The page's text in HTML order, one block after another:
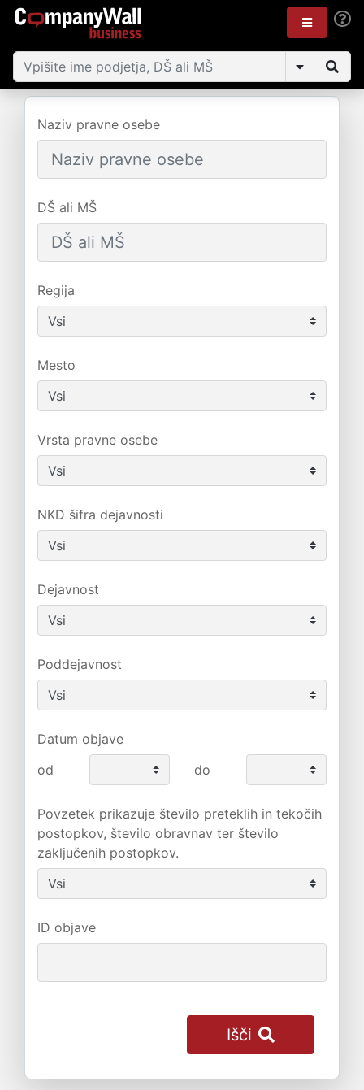
Naziv pravne osebe
DŠ ali MŠ
Regija
Mesto
Vrsta pravne osebe
NKD šifra dejavnosti
Dejavnost
Poddejavnost
Datum objave
od
do
Povzetek prikazuje število preteklih in tekočih
postopkov, število obravnav ter število
zaključenih postopkov.
ID objave
Išči